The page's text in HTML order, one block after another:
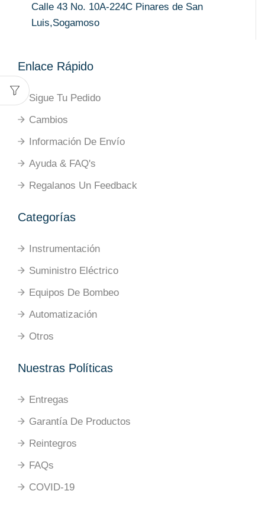
Calle 43 No. 10A-224C Pinares de San
Luis,Sogamoso
Enlace Rápido
Sigue Tu Pedido
Cambios
Información De Envío
Ayuda & FAQ's
Regalanos Un Feedback
Categorías
Instrumentación
Suministro Eléctrico
Equipos De Bombeo
Automatización
Otros
Nuestras Políticas
Entregas
Garantía De Productos
Reintegros
FAQs
COVID-19